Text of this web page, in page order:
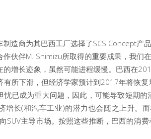
造商为其巴西工厂选择了SCS Concept产
伙伴M. Shimizu所取得的重要成果，我们
的增长迹象，虽然可能进程缓慢。巴西在
有所下滑，但经济学家预计到2017年将恢
忧已成为重大问题，因此，可能导致短期
增长(和汽车工业)的潜力也会随之上升。
SUV主导市场。按照这些推断，巴西的消